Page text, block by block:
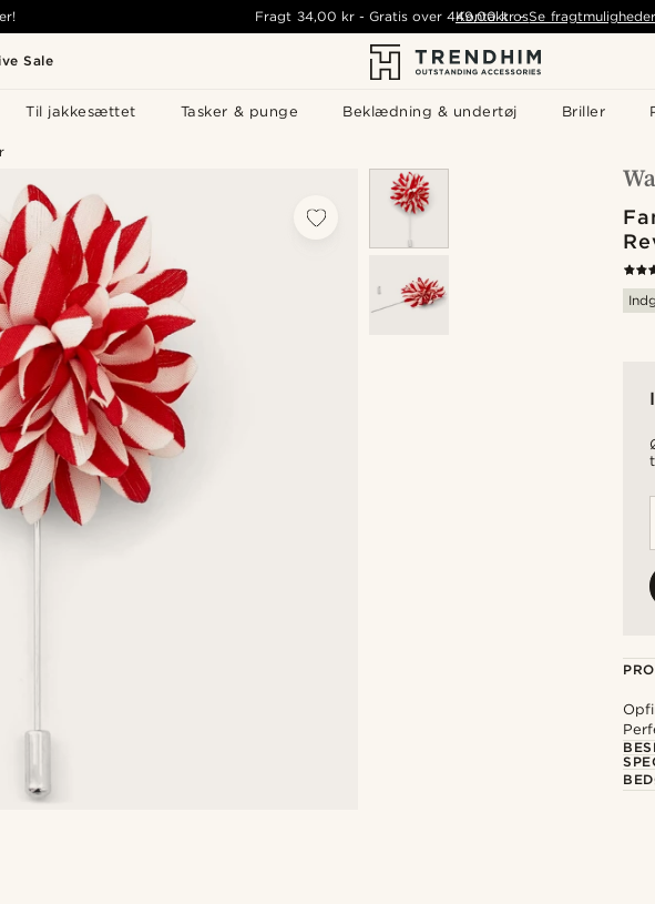
Sale
Til jakkesættet Tasker & punge Beklædning & undertøj Briller
Fragt 34,00 kr- Gratis over 449,00 kr - Se fragtmuligheder
Kontakt os